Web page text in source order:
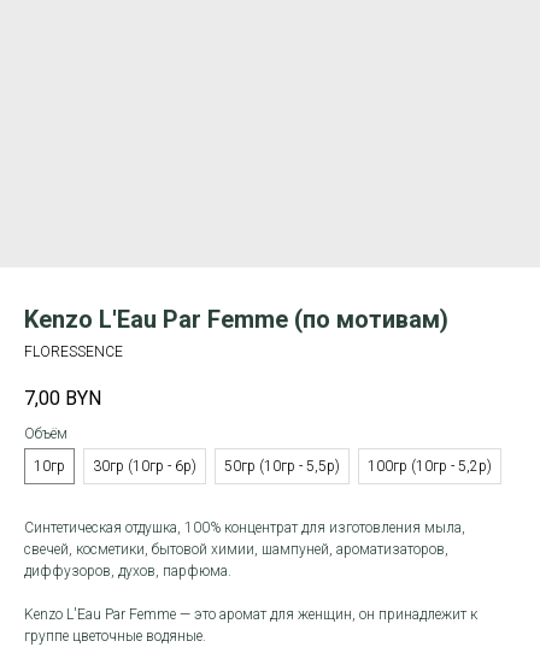
Kenzo L'Eau Par Femme (по мотивам)
FLORESSENCE
7,00 BYN
Объём
10гр
30гр (10гр - 6р) 50гр (10гр - 5,5р) 100гр (10гр - 5,2р)
Синтетическая отдушка, 100% концентрат для изготовления мыла,
свечей, косметики, бытовой химии, шампуней, ароматизаторов,
диффузоров, духов, парфюма.
Kenzo L'Eau Par Femme — это аромат для женщин, он принадлежит к
группе цветочные водяные.